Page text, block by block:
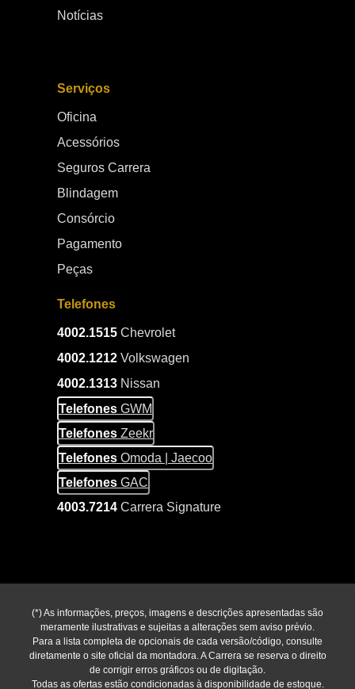
Notícias
Serviços
Oficina
Acessórios
Seguros Carrera
Blindagem
Consórcio
Pagamento
Peças
Telefones
4002.1515 Chevrolet
4002.1212 Volkswagen
4002.1313 Nissan
Telefones GWM
Telefones Zeekr
Telefones Omoda | Jaecoo
Telefones GAC
4003.7214 Carrera Signature
(*) As informações, preços, imagens e descrições apresentadas são
meramente ilustrativas e sujeitas a alterações sem aviso prévio.
Para a lista completa de opcionais de cada versão/código, consulte
diretamente o site oficial da montadora. A Carrera se reserva o direito
de corrigir erros gráficos ou de digitação.
Todas as ofertas estão condicionadas à disponibilidade de estoque.